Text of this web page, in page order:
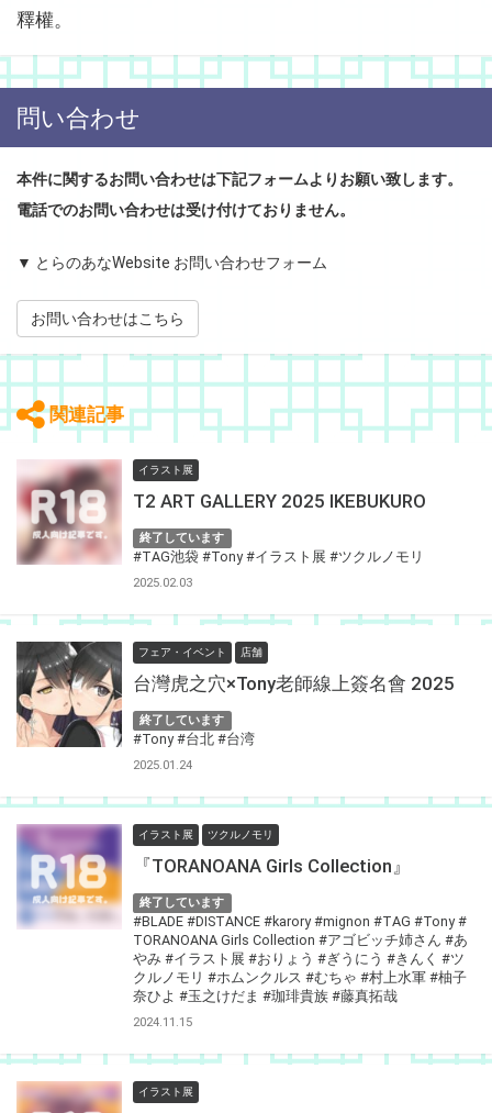
釋權。
問い合わせ
本件に関するお問い合わせは下記フォームよりお願い致します。
電話でのお問い合わせは受け付けておりません。
▼ とらのあなWebsite お問い合わせフォーム
お問い合わせはこちら
関連記事
イラスト展
T2 ART GALLERY 2025 IKEBUKURO
終了しています
#TAG池袋 #Tony #イラスト展 #ツクルノモリ
2025.02.03
フェア・イベント 店舗
台灣虎之穴×Tony老師線上簽名會 2025
終了しています
#Tony #台北 #台湾
2025.01.24
イラスト展 ツクルノモリ
『TORANOANA Girls Collection』
終了しています
#BLADE #DISTANCE #karory #mignon #TAG #Tony #
TORANOANA Girls Collection #アゴビッチ姉さん #あ
やみ #イラスト展 #おりょう #ぎうにう #きんく #ツ
クルノモリ #ホムンクルス #むちゃ #村上水軍 #柚子
奈ひよ #玉之けだま #珈琲貴族 #藤真拓哉
2024.11.15
イラスト展